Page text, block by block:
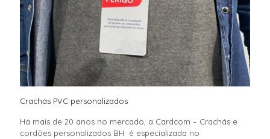
Crachás PVC personalizados
Há mais de 20 anos no mercado, a Cardcom – Crachás e
cordões personalizados BH é especializada no